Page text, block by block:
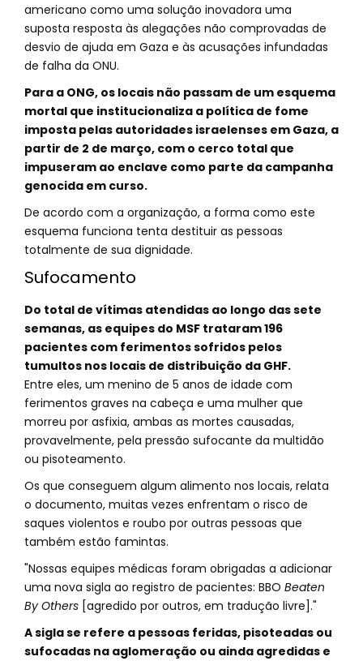
americano como uma solução inovadora uma
suposta resposta às alegações não comprovadas de
desvio de ajuda em Gaza e às acusações infundadas
de falha da ONU.
Para a ONG, os locais não passam de um esquema
mortal que institucionaliza a política de fome
imposta pelas autoridades israelenses em Gaza, a
partir de 2 de março, com o cerco total que
impuseram ao enclave como parte da campanha
genocida em curso.
De acordo com a organização, a forma como este
esquema funciona tenta destituir as pessoas
totalmente de sua dignidade.
Sufocamento
Do total de vítimas atendidas ao longo das sete
semanas, as equipes do MSF trataram 196
pacientes com ferimentos sofridos pelos
tumultos nos locais de distribuição da GHF.
Entre eles, um menino de 5 anos de idade com
ferimentos graves na cabeça e uma mulher que
morreu por asfixia, ambas as mortes causadas,
provavelmente, pela pressão sufocante da multidão
ou pisoteamento.
Os que conseguem algum alimento nos locais, relata
o documento, muitas vezes enfrentam o risco de
saques violentos e roubo por outras pessoas que
também estão famintas.
"Nossas equipes médicas foram obrigadas a adicionar
uma nova sigla ao registro de pacientes: BBO Beaten
By Others [agredido por outros, em tradução livre]."
A sigla se refere a pessoas feridas, pisoteadas ou
sufocadas na aglomeração ou ainda agredidas e